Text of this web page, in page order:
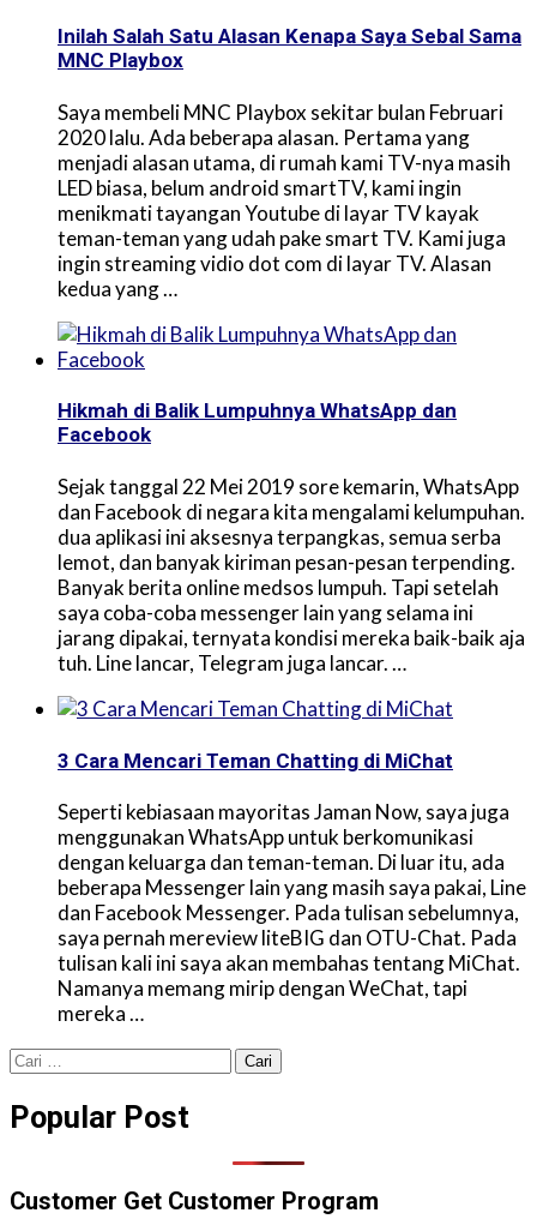
Inilah Salah Satu Alasan Kenapa Saya Sebal Sama
MNC Playbox
Saya membeli MNC Playbox sekitar bulan Februari
2020 lalu. Ada beberapa alasan. Pertama yang
menjadi alasan utama, di rumah kami TV-nya masih
LED biasa, belum android smartTV, kami ingin
menikmati tayangan Youtube di layar TV kayak
teman-teman yang udah pake smart TV. Kami juga
ingin streaming vidio dot com di layar TV. Alasan
kedua yang …
Hikmah di Balik Lumpuhnya WhatsApp dan
Facebook
Sejak tanggal 22 Mei 2019 sore kemarin, WhatsApp
dan Facebook di negara kita mengalami kelumpuhan.
dua aplikasi ini aksesnya terpangkas, semua serba
lemot, dan banyak kiriman pesan-pesan terpending.
Banyak berita online medsos lumpuh. Tapi setelah
saya coba-coba messenger lain yang selama ini
jarang dipakai, ternyata kondisi mereka baik-baik aja
tuh. Line lancar, Telegram juga lancar. …
3 Cara Mencari Teman Chatting di MiChat
Seperti kebiasaan mayoritas Jaman Now, saya juga
menggunakan WhatsApp untuk berkomunikasi
dengan keluarga dan teman-teman. Di luar itu, ada
beberapa Messenger lain yang masih saya pakai, Line
dan Facebook Messenger. Pada tulisan sebelumnya,
saya pernah mereview liteBIG dan OTU-Chat. Pada
tulisan kali ini saya akan membahas tentang MiChat.
Namanya memang mirip dengan WeChat, tapi
mereka …
Cari
Popular Post
Customer Get Customer Program